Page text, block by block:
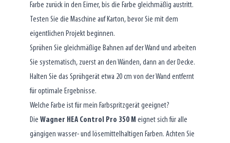
Farbe zurück in den Eimer, bis die Farbe gleichmäßig austritt.
Testen Sie die Maschine auf Karton, bevor Sie mit dem
eigentlichen Projekt beginnen.
Sprühen Sie gleichmäßige Bahnen auf der Wand und arbeiten
Sie systematisch, zuerst an den Wänden, dann an der Decke.
Halten Sie das Sprühgerät etwa 20 cm von der Wand entfernt
für optimale Ergebnisse.
Welche Farbe ist für mein Farbspritzgerät geeignet?
Die Wagner HEA Control Pro 350 M eignet sich für alle
gängigen wasser- und lösemittelhaltigen Farben. Achten Sie